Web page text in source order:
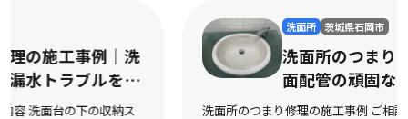
茨城県石岡市
洗面所のつまり修理の施工事例｜洗
面配管の頑固なつまりを迅速に解消
洗面所のつまり修理の施工事例 ご相談内容 洗面台の排水口から